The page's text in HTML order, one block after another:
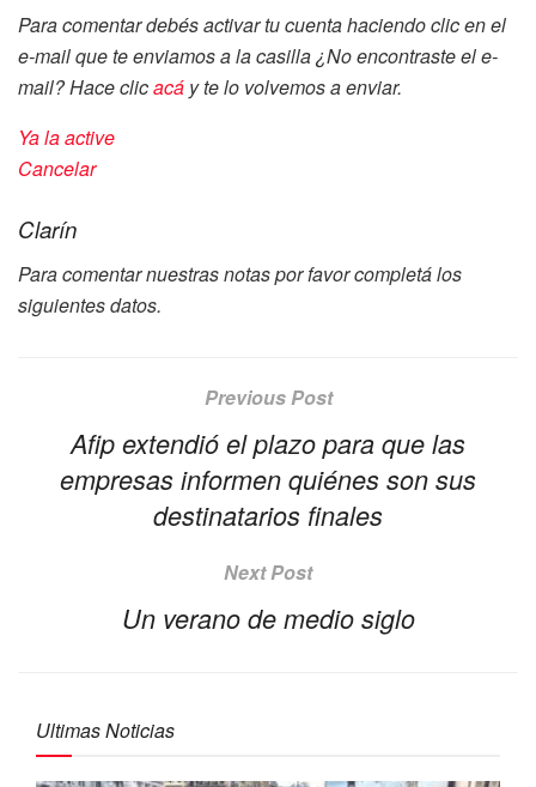
Para comentar debés activar tu cuenta haciendo clic en el
e-mail que te enviamos a la casilla¿No encontraste el e-
mail? Hace clicacá y te lo volvemos a enviar.
Ya la active
Cancelar
Clarín
Para comentar nuestras notas por favor completá los
siguientes datos.
Previous Post
Afip extendió el plazo para que las
empresas informen quiénes son sus
destinatarios finales
Next Post
Un verano de medio siglo
Ultimas Noticias